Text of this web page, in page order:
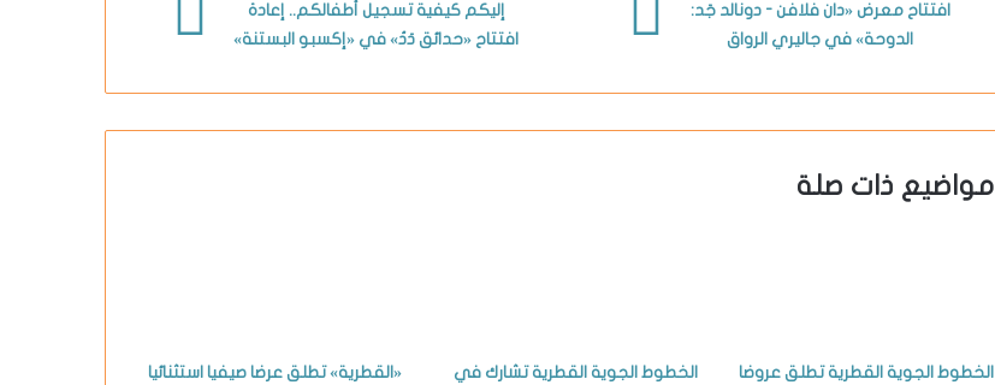
إليكم كيفية تسجيل أطفالكم.. إعادة
افتتاح «حدائق دَدُ» في «إكسبو البستنة»
افتتاح معرض «دان فلافن - دونالد جَد:
الدوحة» في جاليري الرواق
مواضيع ذات صلة
«القطرية» تطلق عرضا صيفيا استثنائيا
الخطوط الجوية القطرية تشارك في
الخطوط الجوية القطرية تطلق عروضا